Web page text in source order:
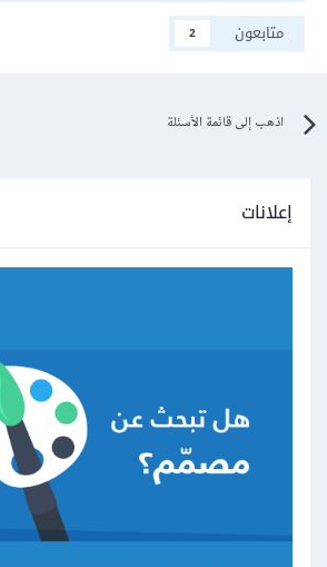
متابعون
2
اذهب إلى قائمة الأسئلة
إعلانات